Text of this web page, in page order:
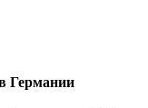
Германии